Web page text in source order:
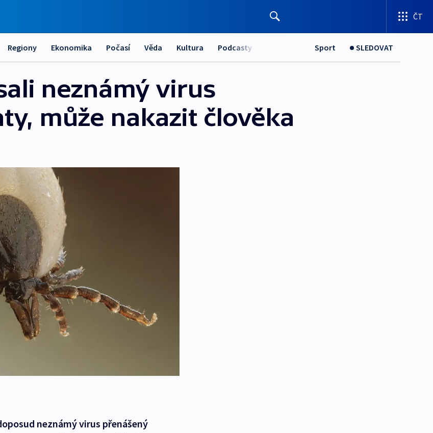
ČT
Regiony Ekonomika Počasí Věda Kultura Podcasty Sport SLEDOVAT
neznámý virus
může nakazit člověka
neznámý virus přenášený